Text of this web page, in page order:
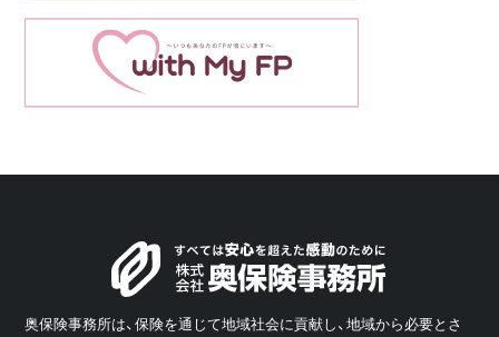
奥保険事務所は、保険を通じて地域社会に貢献し、地域から必要とさ